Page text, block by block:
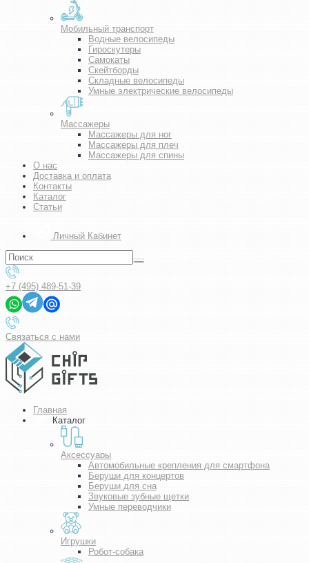
Мобильный транспорт
Водные велосипеды
Гироскутеры
Самокаты
Скейтборды
Складные велосипеды
Умные электрические велосипеды
Массажеры
Массажеры для ног
Массажеры для плеч
Массажеры для спины
О нас
Доставка и оплата
Контакты
Каталог
Статьи
Личный Кабинет
+7 (495) 489-51-39
Связаться с нами
Главная
Каталог
Аксессуары
Автомобильные крепления для смартфона
Беруши для концертов
Беруши для сна
Звуковые зубные щетки
Умные переводчики
Игрушки
Робот-собака